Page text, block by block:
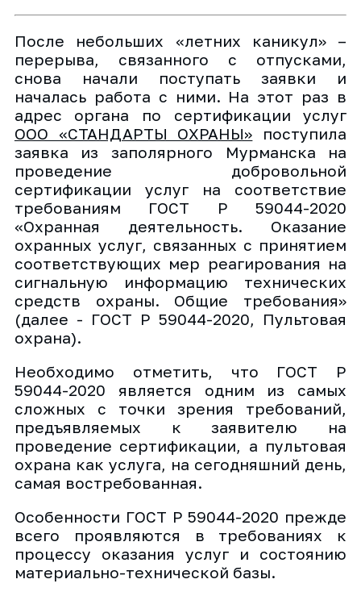
После небольших «летних каникул» –
перерыва, связанного с отпусками,
снова начали поступать заявки и
началась работа с ними. На этот раз в
адрес органа по сертификации услуг
ООО «СТАНДАРТЫ ОХРАНЫ» поступила
заявка из заполярного Мурманска на
проведение добровольной
сертификации услуг на соответствие
требованиям ГОСТ Р 59044-2020
«Охранная деятельность. Оказание
охранных услуг, связанных с принятием
соответствующих мер реагирования на
сигнальную информацию технических
средств охраны. Общие требования»
(далее - ГОСТ Р 59044-2020, Пультовая
охрана).
Необходимо отметить, что ГОСТ Р
59044-2020 является одним из самых
сложных с точки зрения требований,
предъявляемых к заявителю на
проведение сертификации, а пультовая
охрана как услуга, на сегодняшний день,
самая востребованная.
Особенности ГОСТ Р 59044-2020 прежде
всего проявляются в требованиях к
процессу оказания услуг и состоянию
материально-технической базы.